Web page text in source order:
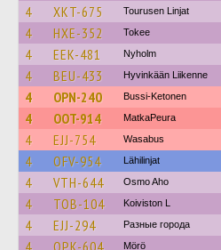
4 XKT-675 Tourusen Linjat
4 HXE-352 Tokee
4 EEK-481 Nyholm
4 BEU-433 Hyvinkään Liikenne
4 OPN-240 Bussi-Ketonen
4 OOT-914 MatkaPeura
4 EJJ-754 Wasabus
4 OFV-954 Lähilinjat
4 VTH-644 Osmo Aho
4 TOB-104 Koiviston L
4 EJJ-294 Разные города
4 OPK-604 Mörö